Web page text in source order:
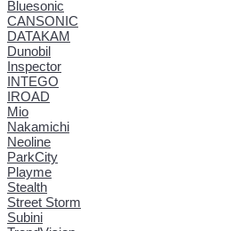
Bluesonic
CANSONIC
DATAKAM
Dunobil
Inspector
INTEGO
IROAD
Mio
Nakamichi
Neoline
ParkCity
Playme
Stealth
Street Storm
Subini